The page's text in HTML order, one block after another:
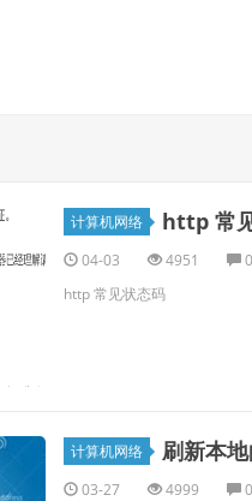
计算机网络 http 常
04-03 4951
0
http 常见状态码
计算机网络 刷新本
03-27 4999
0